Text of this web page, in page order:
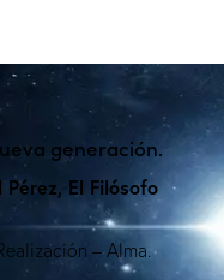
generación.
Pérez, El Filósofo
– Alma.